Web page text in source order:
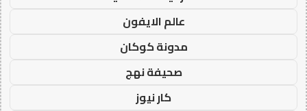
عالم الايفون
مدونة كوكان
صحيفة نهج
كار نيوز